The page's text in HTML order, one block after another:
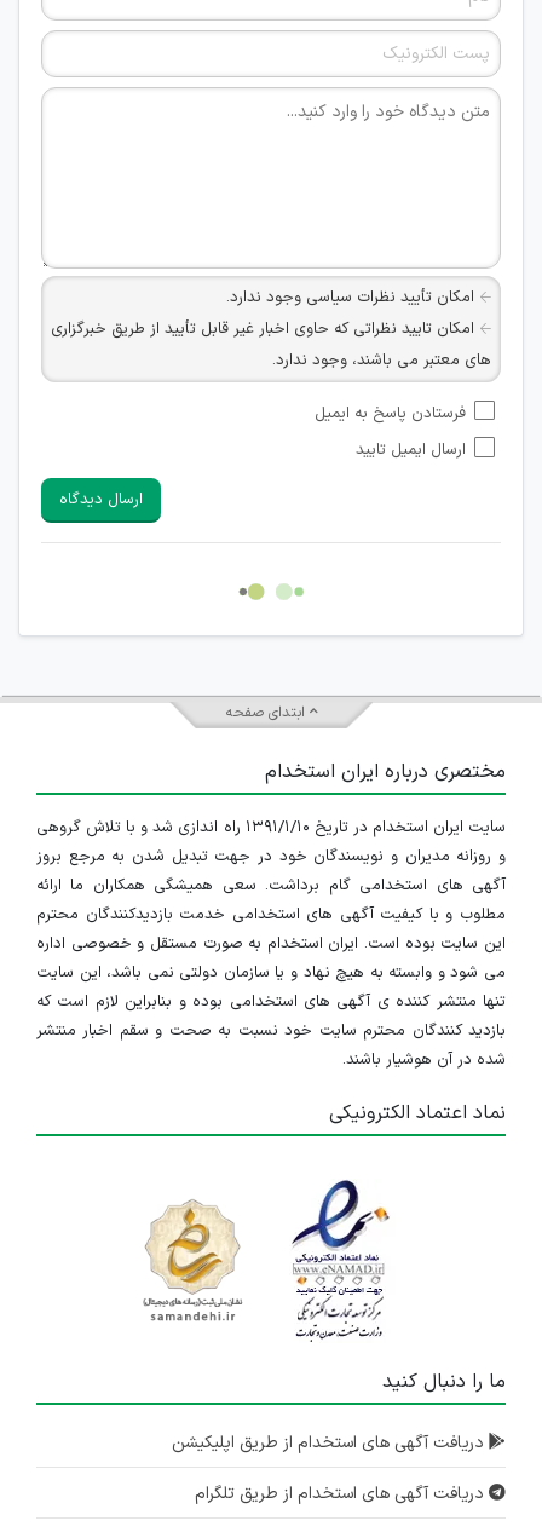
امکان تأیید نظرات سیاسی وجود ندارد.
امکان تایید نظراتی که حاوی اخبار غیر قابل تأیید از طریق خبرگزاری
های معتبر می باشند، وجود ندارد.
شبکه های مجازی ارتباطی می باشند وجود ندارد.
امکان تأیید نظرات کاربرانی که به هر طریقی قصد مأیوس کردن
هرگونه تحریک، تحقیر و کنایه به سایر افراد (مسئول و غیر مسئول)
غیر مجاز می باشد.
امکان هماهنگی برای هرگونه ملاقات حضوری چه به صورت دسته
فرستادن پاسخ به ایمیل
ارسال ایمیل تایید
ارسال دیدگاه
ابتدای صفحه
مختصری درباره ایران استخدام
سایت ایران استخدام در تاریخ ۱۳۹۱/۱/۱۰ راه اندازی شد و با تلاش گروهی
و روزانه مدیران و نویسندگان خود در جهت تبدیل شدن به مرجع بروز
آگهی های استخدامی گام برداشت. سعی همیشگی همکاران ما ارائه
مطلوب و با کیفیت آگهی های استخدامی خدمت بازدیدکنندگان محترم
این سایت بوده است. ایران استخدام به صورت مستقل و خصوصی اداره
می شود و وابسته به هیچ نهاد و یا سازمان دولتی نمی باشد، این سایت
تنها منتشر کننده ی آگهی های استخدامی بوده و بنابراین لازم است که
بازدید کنندگان محترم سایت خود نسبت به صحت و سقم اخبار منتشر
شده در آن هوشیار باشند.
نماد اعتماد الکترونیکی
ما را دنبال کنید
دریافت آگهی های استخدام از طریق اپلیکیشن
دریافت آگهی های استخدام از طریق تلگرام